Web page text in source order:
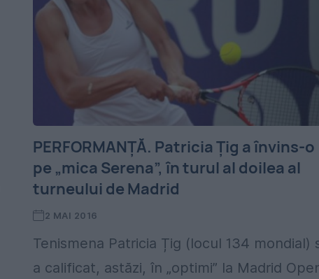
PERFORMANȚĂ. Patricia Țig a învins-o
pe „mica Serena”, în turul al doilea al
turneului de Madrid
2 MAI 2016
Tenismena Patricia Țig (locul 134 mondial)
a calificat, astăzi, în „optimi” la Madrid